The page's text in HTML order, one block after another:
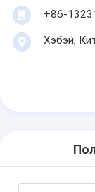
+86-
Хэбэй,